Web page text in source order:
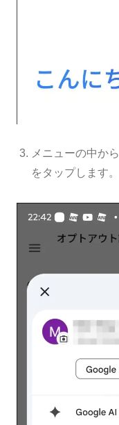
メニューの中から
をタップします。